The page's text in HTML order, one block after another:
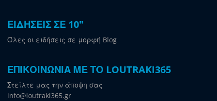
ΕΙΔΗΣΕΙΣ ΣΕ 10"
Όλες οι ειδήσεις σε μορφή Blog
ΕΠΙΚΟΙΝΩΝΙΑ ΜΕ ΤΟ LOUTRAKI365
Στείλτε μας την άποψη σας
info@loutraki365.gr